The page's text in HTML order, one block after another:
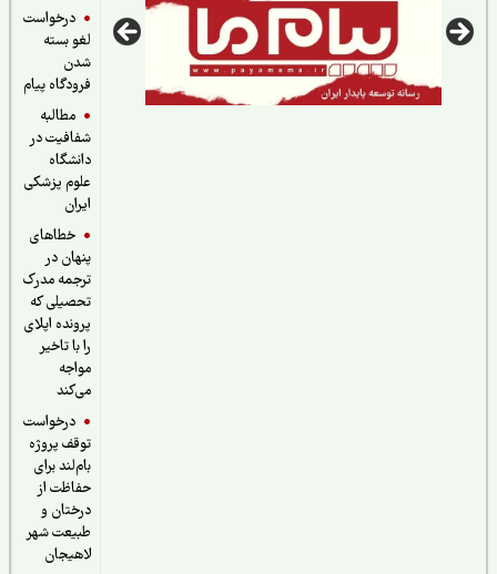
درخواست
لغو بسته
فرودگاه پیام
مطالبه
شفافیت در
دانشگاه
علوم پزشکی
خطاهای
پنهان در
ترجمه مدرک
تحصیلی که
پرونده اپلای
را با تاخیر
درخواست
توقف پروژه
بام‌لند برای
حفاظت از
درختان و
طبیعت شهر
لاهیجان